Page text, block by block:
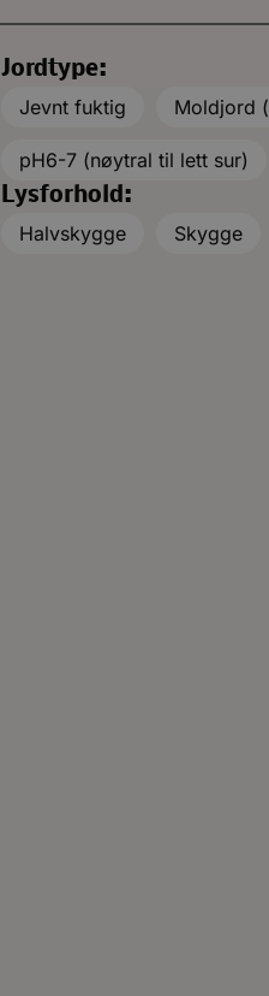
Jordtype:
Jevnt fuktig
Moldjord
pH6-7 (nøytral til lett sur)
Lysforhold:
Halvskygge
Skygge